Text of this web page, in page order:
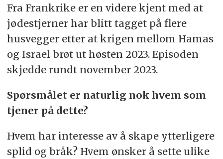
Fra Frankrike er en videre kjent med at
jødestjerner har blitt tagget på flere
husvegger etter at krigen mellom Hamas
og Israel brøt ut høsten 2023. Episoden
skjedde rundt november 2023.
Spørsmålet er naturlig nok hvem som
tjener på dette?
Hvem har interesse av å skape ytterligere
splid og bråk? Hvem ønsker å sette ulike